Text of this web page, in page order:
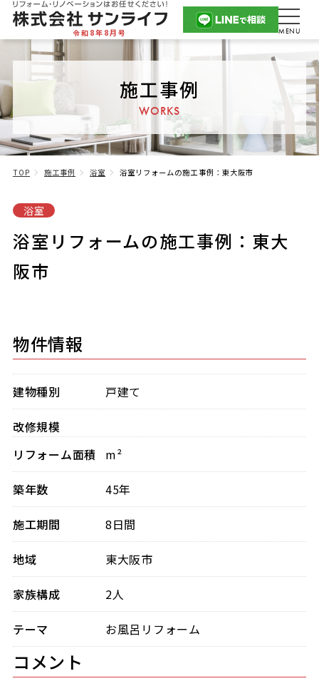
令和8年8月号
施工事例
WORKS
TOP 施工事例 浴室 浴室リフォームの施工事例：東大阪市
浴室
浴室リフォームの施工事例：東大
阪市
物件情報
建物種別 戸建て
改修規模
リフォーム面積
m²
築年数 45年
施工期間 8日間
地域 東大阪市
家族構成 2人
テーマ お風呂リフォーム
コメント